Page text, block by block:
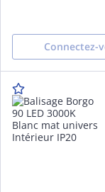
Connectez-